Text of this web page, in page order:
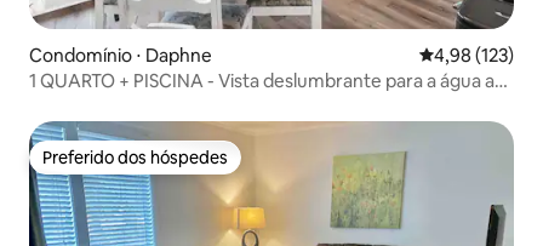
Condomínio ⋅ Daphne 4,98 de uma
4,98 (123)
1 QUARTO + PISCINA - Vista deslumbrante para a água ao
Preferido dos hóspedes
Preferido dos hóspedes